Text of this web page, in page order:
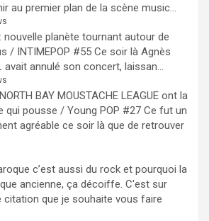
au premier plan de la scène music...
nouvelle planète tournant autour de
/ INTIMEPOP #55 Ce soir là Agnès
avait annulé son concert, laissan...
BAY MOUSTACHE LEAGUE ont la
qui pousse / Young POP #27 Ce fut un
agréable ce soir là que de retrouver
c’est aussi du rock et pourquoi la
ancienne, ça décoiffe. C'est sur
citation que je souhaite vous faire